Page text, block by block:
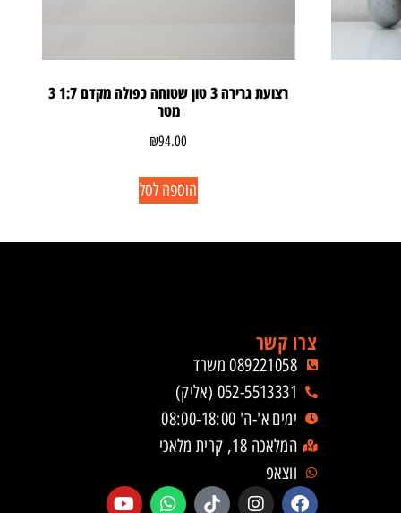
רצועת גרירה 3 טון שטוחה כפולה מקדם 1:7 3
מטר
₪94.00
הוספה לסל
צרו קשר
089221058 משרד
052-5513331 (אליק)
ימים א'-ה' 08:00-18:00
המלאכה 18, קרית מלאכי
ווצאפ